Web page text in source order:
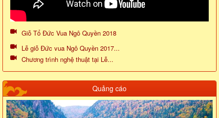
Giỗ Tổ Đức Vua Ngô Quyền 2018
Lễ giỗ Đức vua Ngô Quyền 2017...
Chương trình nghệ thuật tại Lễ...
Quảng cáo